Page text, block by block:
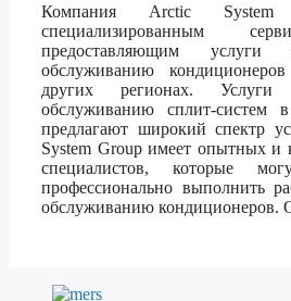
Компания Arctic System
специализированным
предоставляющим
обслуживанию
других регионах.
обслуживанию сплит-систем
предлагают широкий спектр
System Group имеет опытных и
специалистов, которые
профессионально выполнить
обслуживанию